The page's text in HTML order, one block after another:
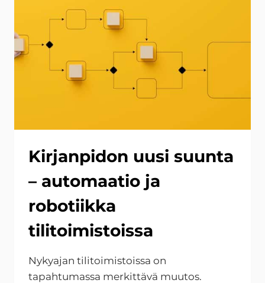
Kirjanpidon uusi suunta
– automaatio ja
robotiikka
tilitoimistoissa
Nykyajan tilitoimistoissa on
tapahtumassa merkittävä muutos.